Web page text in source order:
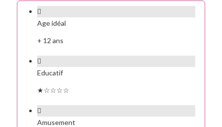
Age idéal
+ 12 ans
Educatif
★☆☆☆☆
Amusement